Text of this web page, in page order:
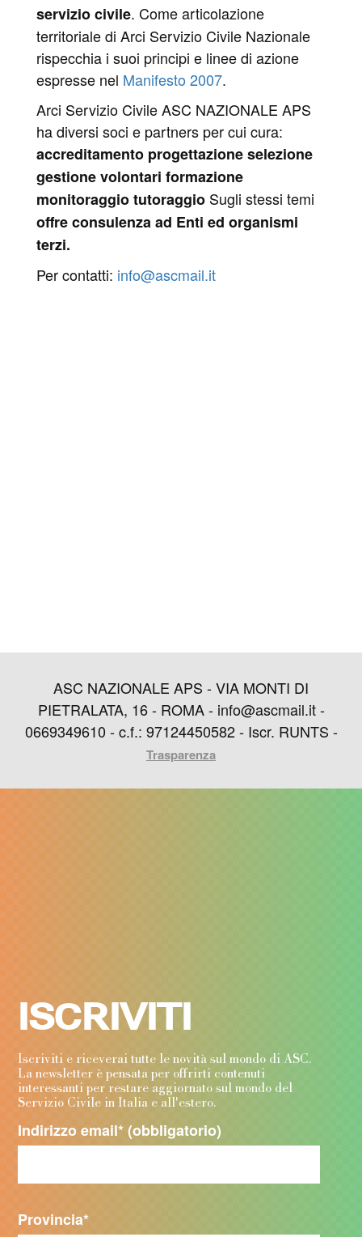
servizio civile. Come articolazione
territoriale di Arci Servizio Civile Nazionale
rispecchia i suoi principi e linee di azione
espresse nel Manifesto 2007.
Arci Servizio Civile ASC NAZIONALE APS
ha diversi soci e partners per cui cura:
accreditamento progettazione selezione
gestione volontari formazione
monitoraggio tutoraggioSugli stessi temi
offre consulenza ad Enti ed organismi
terzi.
Per contatti: info@ascmail.it
ASC NAZIONALE APS - VIA MONTI DI
PIETRALATA, 16 - ROMA - info@ascmail.it -
0669349610 - c.f.: 97124450582 - Iscr. RUNTS -
Trasparenza
ISCRIVITI
Iscriviti e riceverai tutte le novità sul mondo di ASC.
La newsletter è pensata per offrirti contenuti
interessanti per restare aggiornato sul mondo del
Servizio Civile in Italia e all'estero.
Indirizzo email* (obbligatorio)
Provincia*